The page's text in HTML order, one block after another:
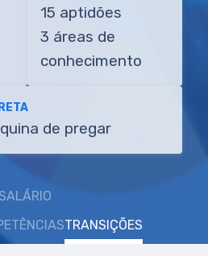
15 aptidões
3 áreas de
conhecimento
de pregar
TRANSIÇÕES